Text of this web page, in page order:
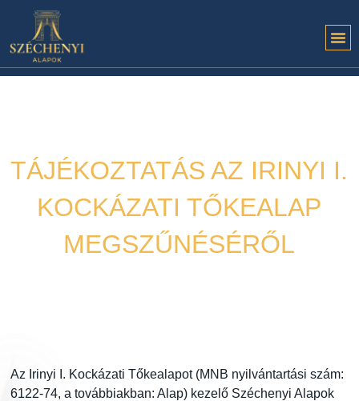
TÁJÉKOZTATÁS AZ IRINYI I.
KOCKÁZATI TŐKEALAP
MEGSZŰNÉSÉRŐL
Az Irinyi I. Kockázati Tőkealapot (MNB nyilvántartási szám:
6122-74, a továbbiakban: Alap) kezelő Széchenyi Alapok